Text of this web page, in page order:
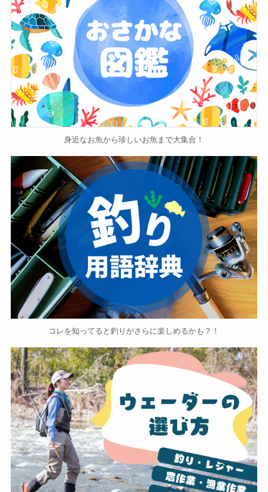
身近なお魚から珍しいお魚まで大集合！
コレを知ってると釣りがさらに楽しめるかも？！